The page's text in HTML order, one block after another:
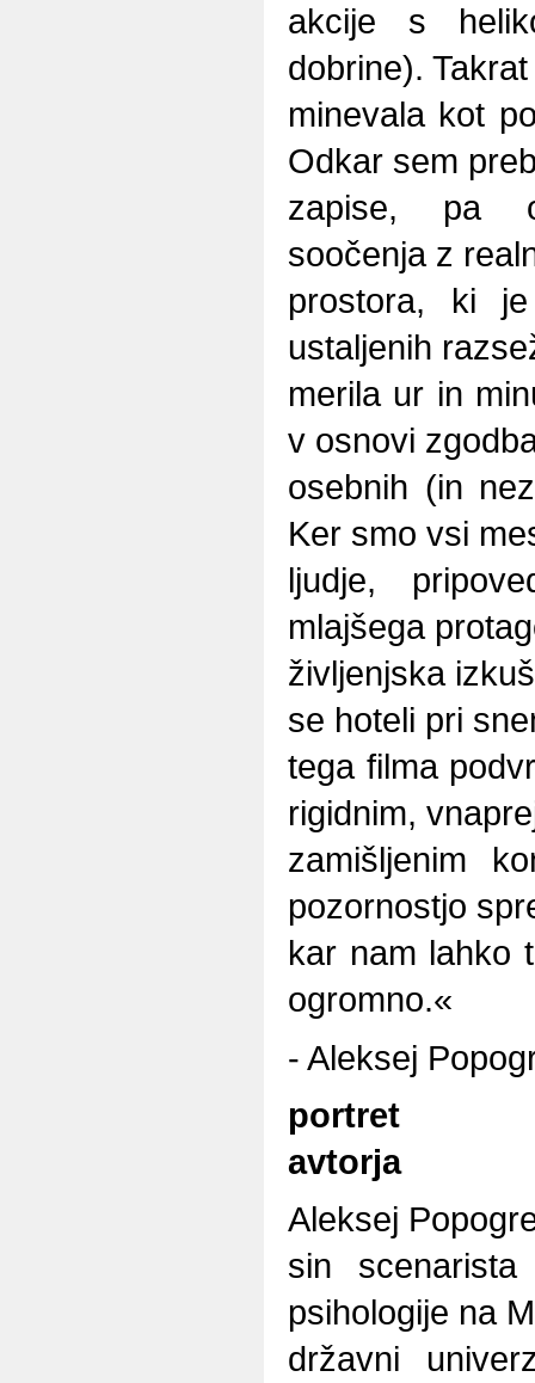
akcije s
dobrine).
minevala kot
Odkar sem
zapise, pa
soočenja z
prostora, ki
ustaljenih
merila ur in
v osnovi
osebnih (in
Ker smo vsi
ljudje,
mlajšega
življenjska
se hoteli pri
tega filma
rigidnim,
zamišljenim
pozornostjo
kar nam lahko
ogromno.«
- Aleksej
portret
avtorja
Aleksej
sin
psihologije na
državni